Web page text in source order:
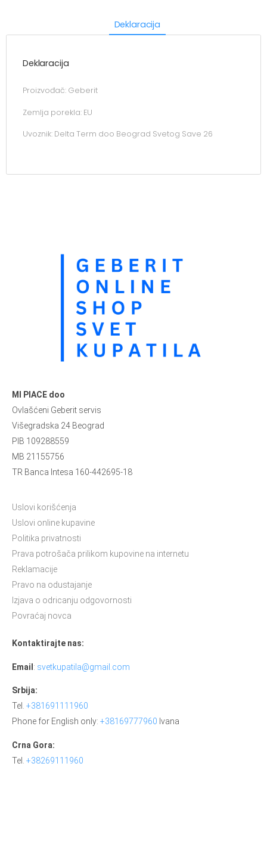
Deklaracija
Deklaracija
Proizvođač: Geberit
Zemlja porekla: EU
Uvoznik: Delta Term doo Beograd Svetog Save 26
MI PIACE doo
Ovlašćeni Geberit servis
Višegradska 24 Beograd
PIB 109288559
MB 21155756
TR Banca Intesa 160-442695-18
Uslovi korišćenja
Uslovi online kupavine
Politika privatnosti
Prava potrošača prilikom kupovine na internetu
Reklamacije
Pravo na odustajanje
Izjava o odricanju odgovornosti
Povraćaj novca
Kontaktirajte nas:
Email : svetkupatila@gmail.com
Srbija:
Tel. +381691111960
Phone for English only: +38169777960 Ivana
Crna Gora:
Tel. +38269111960